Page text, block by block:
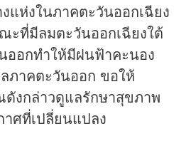
แห่งในภาคตะวันออกเฉียง
ะที่มีลมตะวันออกเฉียงใต้
อกทำให้มีฝนฟ้าคะนอง
ภาคตะวันออก ขอให้
งกล่าวดูแลรักษาสุขภาพ
าศที่เปลี่ยนแปลง